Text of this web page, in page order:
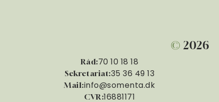
© 2026
Råd:70 10 18 18
Sekretariat:35 36 49 13
Mail:info@somenta.dk
CVR:16881171